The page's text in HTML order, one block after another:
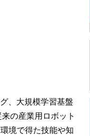
、大規模学習基盤
の産業用ロボット
境で得た技能や知